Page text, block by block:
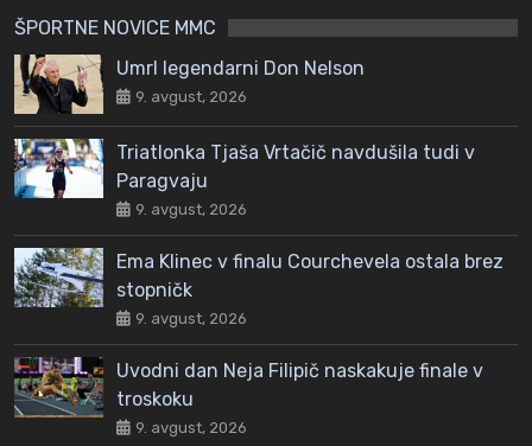
ŠPORTNE NOVICE MMC
Umrl legendarni Don Nelson
9. avgust, 2026
Triatlonka Tjaša Vrtačič navdušila tudi v
Paragvaju
9. avgust, 2026
Ema Klinec v finalu Courchevela ostala brez
stopničk
9. avgust, 2026
Uvodni dan Neja Filipič naskakuje finale v
troskoku
9. avgust, 2026